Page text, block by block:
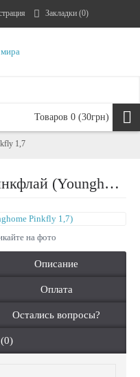
Закладки (0)
Товаров 0 (30грн)
1,7
Фаленопсис Янгхом Пинкфлай (Younghome Pinkfly 1,7)
на фото
Описание
Оплата
Остались вопросы?